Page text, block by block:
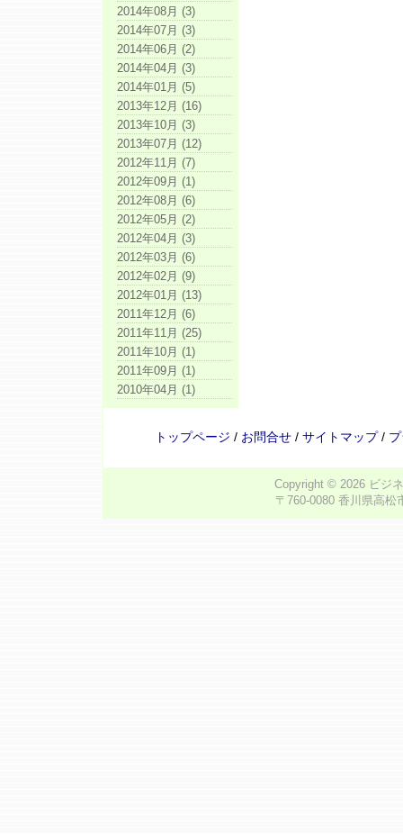
2014年08月 (3)
2014年07月 (3)
2014年06月 (2)
2014年04月 (3)
2014年01月 (5)
2013年12月 (16)
2013年10月 (3)
2013年07月 (12)
2012年11月 (7)
2012年09月 (1)
2012年08月 (6)
2012年05月 (2)
2012年04月 (3)
2012年03月 (6)
2012年02月 (9)
2012年01月 (13)
2011年12月 (6)
2011年11月 (25)
2011年10月 (1)
2011年09月 (1)
2010年04月 (1)
トップページ / お問合せ / サイトマップ/
Copyright © 2026 ビジ
〒760-0080 香川県高松